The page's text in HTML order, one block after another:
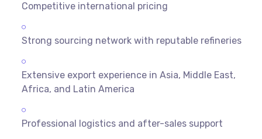
Competitive international pricing
Strong sourcing network with reputable refineries
Extensive export experience in Asia, Middle East,
Africa, and Latin America
Professional logistics and after-sales support